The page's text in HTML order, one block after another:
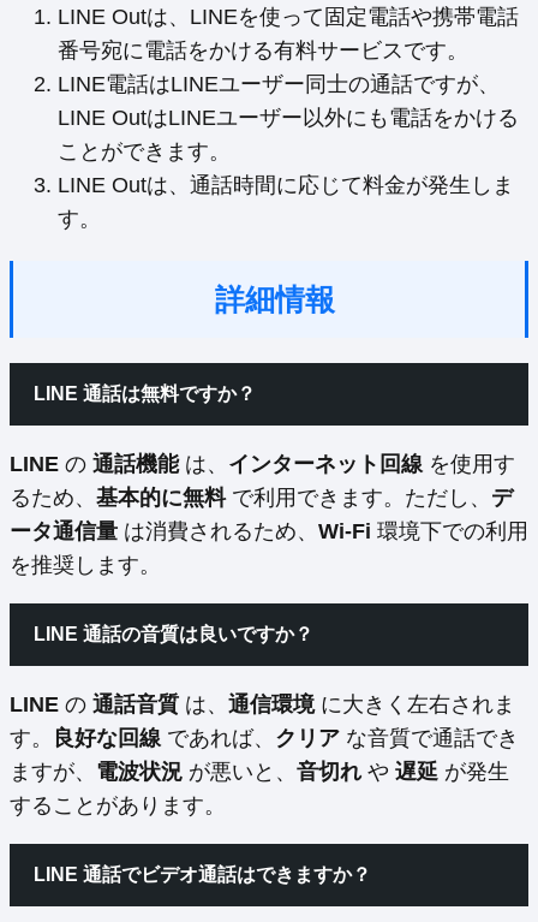
LINE Outは、LINEを使って固定電話や携帯電話
番号宛に電話をかける有料サービスです。
LINE電話はLINEユーザー同士の通話ですが、
LINE OutはLINEユーザー以外にも電話をかける
ことができます。
LINE Outは、通話時間に応じて料金が発生しま
す。
詳細情報
LINE 通話は無料ですか？
LINE の 通話機能は、 インターネット回線 を使用す
るため、 基本的に無料で利用できます。ただし、 デ
ータ通信量 は消費されるため、 Wi-Fi 環境下での利用
を推奨します。
LINE 通話の音質は良いですか？
LINE の 通話音質 は、 通信環境に大きく左右されま
す。
良好な回線 であれば、 クリア な音質で通話でき
ますが、 電波状況 が悪いと、 音切れ や 遅延 が発生
することがあります。
LINE 通話でビデオ通話はできますか？